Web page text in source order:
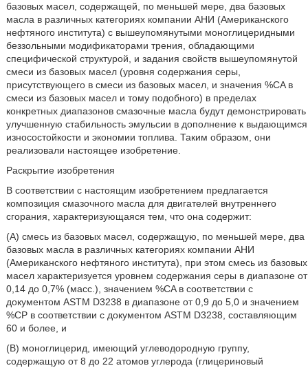
базовых масел, содержащей, по меньшей мере, два базовых
масла в различных категориях компании АНИ (Американского
нефтяного института) с вышеупомянутыми моноглицеридными
беззольными модификаторами трения, обладающими
специфической структурой, и задания свойств вышеупомянутой
смеси из базовых масел (уровня содержания серы,
присутствующего в смеси из базовых масел, и значения %CA в
смеси из базовых масел и тому подобного) в пределах
конкретных диапазонов смазочные масла будут демонстрировать
улучшенную стабильность эмульсии в дополнение к выдающимся
износостойкости и экономии топлива. Таким образом, они
реализовали настоящее изобретение.
Раскрытие изобретения
В соответствии с настоящим изобретением предлагается
композиция смазочного масла для двигателей внутреннего
сгорания, характеризующаяся тем, что она содержит:
(A) смесь из базовых масел, содержащую, по меньшей мере, два
базовых масла в различных категориях компании АНИ
(Американского нефтяного института), при этом смесь из базовых
масел характеризуется уровнем содержания серы в диапазоне от
0,14 до 0,7% (масс.), значением %CA в соответствии с
документом ASTM D3238 в диапазоне от 0,9 до 5,0 и значением
%CP в соответствии с документом ASTM D3238, составляющим
60 и более, и
(B) моноглицерид, имеющий углеводородную группу,
содержащую от 8 до 22 атомов углерода (глицериновый